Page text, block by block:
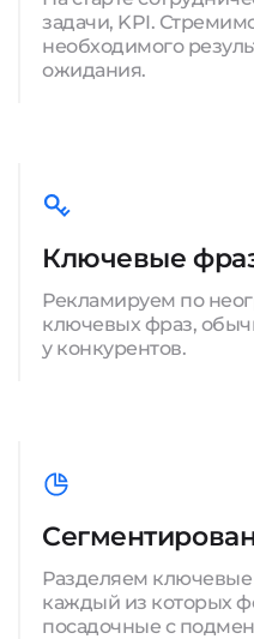
задачи, KPI.
необходимого
ожидания.
Ключевые
Рекламируем по
ключевых фраз,
у конкурентов.
Разделяем
каждый из которых
посадочные с